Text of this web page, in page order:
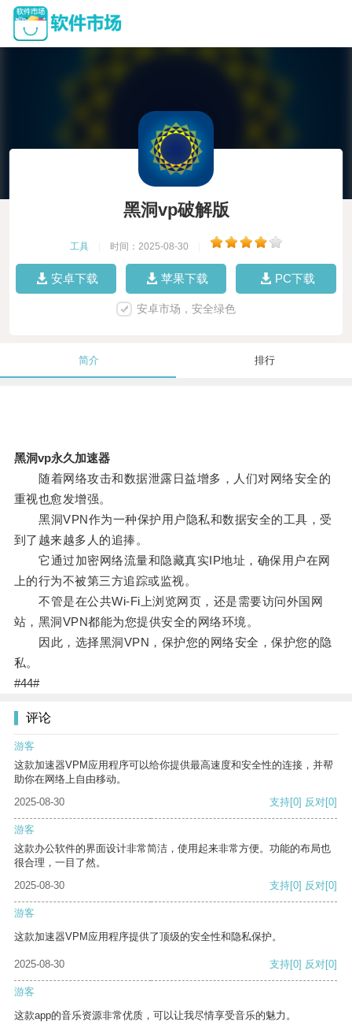
黑洞vp破解版
工具 时间：2025-08-30
安卓下载 苹果下载 PC下载
安卓市场，安全绿色
简介 排行
黑洞vp永久加速器
随着网络攻击和数据泄露日益增多，人们对网络安全的
重视也愈发增强。
黑洞VPN作为一种保护用户隐私和数据安全的工具，受
到了越来越多人的追捧。
它通过加密网络流量和隐藏真实IP地址，确保用户在网
上的行为不被第三方追踪或监视。
不管是在公共Wi-Fi上浏览网页，还是需要访问外国网
站，黑洞VPN都能为您提供安全的网络环境。
因此，选择黑洞VPN，保护您的网络安全，保护您的隐
私。
#44#
评论
游客
这款加速器VPM应用程序可以给你提供最高速度和安全性的连接，并帮
助你在网络上自由移动。
2025-08-30
支持[0] 反对[0]
游客
这款办公软件的界面设计非常简洁，使用起来非常方便。功能的布局也
很合理，一目了然。
2025-08-30
支持[0] 反对[0]
游客
这款加速器VPM应用程序提供了顶级的安全性和隐私保护。
2025-08-30 支持[0] 反对[0]
游客
这款app的音乐资源非常优质，可以让我尽情享受音乐的魅力。